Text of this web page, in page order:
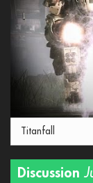
Titanfall
Discussion